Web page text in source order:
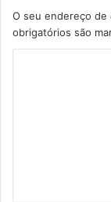
O seu endereço de
obrigatórios são